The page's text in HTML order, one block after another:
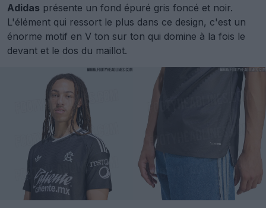
Adidas présente un fond épuré gris foncé et noir.
L'élément qui ressort le plus dans ce design, c'est un
énorme motif en V ton sur ton qui domine à la fois le
devant et le dos du maillot.